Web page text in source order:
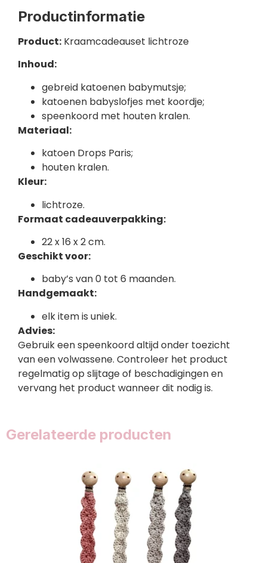
Productinformatie
Product: Kraamcadeauset lichtroze
Inhoud:
gebreid katoenen babymutsje;
katoenen babyslofjes met koordje;
speenkoord met houten kralen.
Materiaal:
katoen Drops Paris;
houten kralen.
Kleur:
lichtroze.
Formaat cadeauverpakking:
22 x 16 x 2 cm.
Geschikt voor:
baby’s van 0 tot 6 maanden.
Handgemaakt:
elk item is uniek.
Advies:
Gebruik een speenkoord altijd onder toezicht
van een volwassene. Controleer het product
regelmatig op slijtage of beschadigingen en
vervang het product wanneer dit nodig is.
Gerelateerde producten